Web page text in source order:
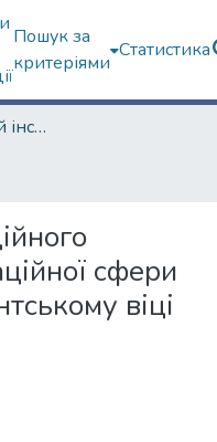
Пошук за
критеріями
Статистика
Навчально-науковий інститут «Українська інженерно-педагогічна академія»
сфери
віці